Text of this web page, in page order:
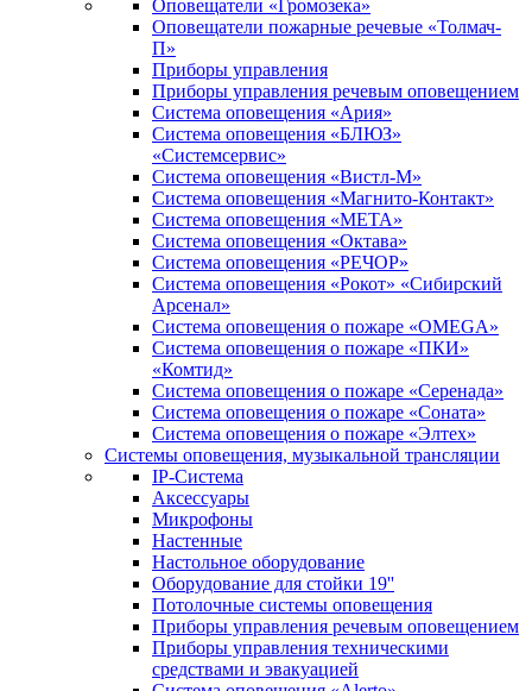
Оповещатели «Громозека»
Оповещатели пожарные речевые «Толмач-
П»
Приборы управления
Приборы управления речевым оповещением
Система оповещения «Ария»
Система оповещения «БЛЮЗ»
«Системсервис»
Система оповещения «Вистл-М»
Система оповещения «Магнито-Контакт»
Система оповещения «МЕТА»
Система оповещения «Октава»
Система оповещения «РЕЧОР»
Система оповещения «Рокот» «Сибирский
Арсенал»
Система оповещения о пожаре «OMEGA»
Система оповещения о пожаре «ПКИ»
«Комтид»
Система оповещения о пожаре «Серенада»
Система оповещения о пожаре «Соната»
Система оповещения о пожаре «Элтех»
Системы оповещения, музыкальной трансляции
IP-Система
Аксессуары
Микрофоны
Настенные
Настольное оборудование
Оборудование для стойки 19''
Потолочные системы оповещения
Приборы управления речевым оповещением
Приборы управления техническими
средствами и эвакуацией